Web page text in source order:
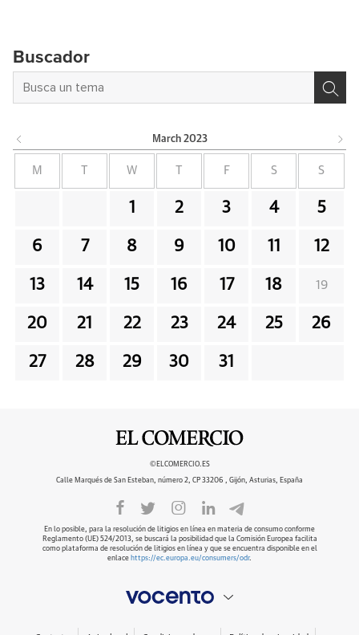
Buscador
March 2023
M W F S S
1 2 3 4 5
6 7 8 9 10 11 12
13 14 15 16 17 18 19
20 21 22 23 24 25 26
27 28 29 30 31
©ELCOMERCIO.ES
Calle Marqués de San Esteban, número 2, CP 33206 , Gijón, Asturias, España
En lo posible, para la resolución de litigios en línea en materia de consumo conforme
Reglamento (UE) 524/2013, se buscará la posibilidad que la Comisión Europea facilita
como plataforma de resolución de litigios en línea y que se encuentra disponible en el
enlace https://ec.europa.eu/consumers/odr.